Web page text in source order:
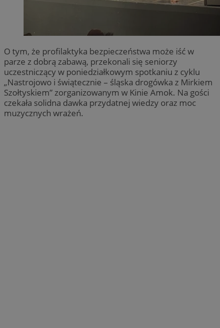
O tym, że profilaktyka bezpieczeństwa może iść w
parze z dobrą zabawą, przekonali się seniorzy
uczestniczący w poniedziałkowym spotkaniu z cyklu
„Nastrojowo i świątecznie – śląska drogówka z Mirkiem
Szołtyskiem” zorganizowanym w Kinie Amok. Na gości
czekała solidna dawka przydatnej wiedzy oraz moc
muzycznych wrażeń.